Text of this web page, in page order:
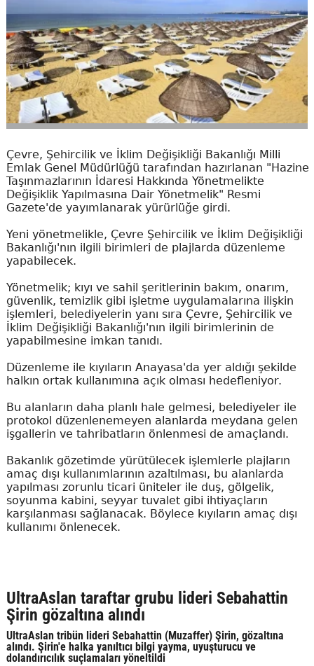
Çevre, Şehircilik ve İklim Değişikliği Bakanlığı Milli
Emlak Genel Müdürlüğü tarafından hazırlanan "Hazine
Taşınmazlarının İdaresi Hakkında Yönetmelikte
Değişiklik Yapılmasına Dair Yönetmelik" Resmi
Gazete'de yayımlanarak yürürlüğe girdi.
Yeni yönetmelikle, Çevre Şehircilik ve İklim Değişikliği
Bakanlığı'nın ilgili birimleri de plajlarda düzenleme
yapabilecek.
Yönetmelik; kıyı ve sahil şeritlerinin bakım, onarım,
güvenlik, temizlik gibi işletme uygulamalarına ilişkin
işlemleri, belediyelerin yanı sıra Çevre, Şehircilik ve
İklim Değişikliği Bakanlığı'nın ilgili birimlerinin de
yapabilmesine imkan tanıdı.
Düzenleme ile kıyıların Anayasa'da yer aldığı şekilde
halkın ortak kullanımına açık olması hedefleniyor.
Bu alanların daha planlı hale gelmesi, belediyeler ile
protokol düzenlenemeyen alanlarda meydana gelen
işgallerin ve tahribatların önlenmesi de amaçlandı.
Bakanlık gözetimde yürütülecek işlemlerle plajların
amaç dışı kullanımlarının azaltılması, bu alanlarda
yapılması zorunlu ticari üniteler ile duş, gölgelik,
soyunma kabini, seyyar tuvalet gibi ihtiyaçların
karşılanması sağlanacak. Böylece kıyıların amaç dışı
kullanımı önlenecek.
UltraAslan taraftar grubu lideri Sebahattin
Şirin gözaltına alındı
UltraAslan tribün lideri Sebahattin (Muzaffer) Şirin, gözaltına
alındı. Şirin'e halka yanıltıcı bilgi yayma, uyuşturucu ve
dolandırıcılık suçlamaları yöneltildi